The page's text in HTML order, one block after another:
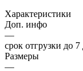
Характеристики
Доп. инфо
—
срок отгрузки до 7
Размеры
—